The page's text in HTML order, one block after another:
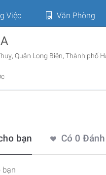
Việc Văn Phòng
Quận Long Biên, Thành phố
bạn Có 0
bạn